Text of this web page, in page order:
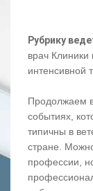
Рубрику
врач Клиники
интенсивной
Продолжаем
событиях,
типичны в
стране.
профессии,